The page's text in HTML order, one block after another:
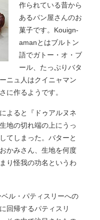
作られている昔から
あるパン屋さんのお
菓子です。Kouign-
amanとはブルトン
語でガトー・オ・ブ
ール、たっぷりバタ
ニュ人はクイニャマン
に作るようです。
よると『ドゥアルヌネ
地の切れ端の上にうっ
てしまった。バターと
かみさん、生地を何度
り怪我の功名というわ
ル・パティスリーへの
回帰するパティスリ